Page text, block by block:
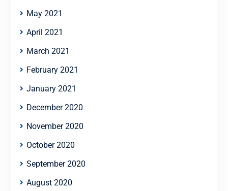
May 2021
April 2021
March 2021
February 2021
January 2021
December 2020
November 2020
October 2020
September 2020
August 2020